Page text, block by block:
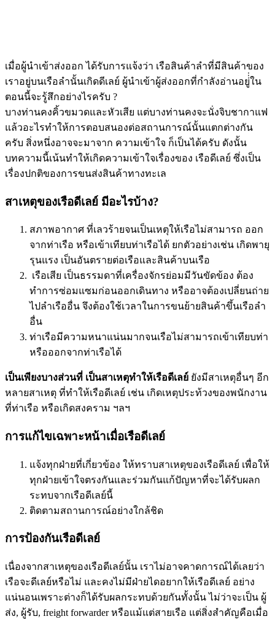
เมื่อผู้นำเข้าส่งออก ได้รับการแจ้งว่า เรือสินค้าลำที่มีสินค้าของ
เราอยู่บนเรือลำนั้นเกิดดีเลย์ ผู้นำเข้าผู้ส่งออกที่กำลังอ่านอยู่่่ใน
ตอนนี้จะรู้สึกอย่างไรครับ ?
บางท่านคงคิ้วขมวดและหัวเสีย แต่บางท่านคงจะนั่งจิบชากาแฟ
แล้วอะไรทำให้การตอบสนองต่อสถานการณ์นั้นแตกต่างกัน
ครับ สิ่งหนึ่งอาจจะมาจาก ความเข้าใจ ก็เป็นได้ครับ ดังนั้น
บทความนี้เน้นทำให้เกิดความเข้าใจเรื่องของ เรือดีเลย์ ซึ่งเป็น
เรื่องปกติของการขนส่งสินค้าทางทะเล
สาเหตุของเรือดีเลย์ มีอะไรบ้าง?
สภาพอากาศ ที่เลวร้ายจนเป็นเหตุให้เรือไม่สามารถ ออก
จากท่าเรือ หรือเข้าเทียบท่าเรือได้ ยกตัวอย่างเช่น เกิดพายุ
รุนแรง เป็นอันตรายต่อเรือและสินค้าบนเรือ
เรือเสีย เป็นธรรมดาที่เครื่องจักรย่อมมีวันขัดข้อง ต้อง
ทำการซ่อมแซมก่อนออกเดินทาง หรืออาจต้องเปลี่ยนถ่าย
ไปลำเรืออื่น จึงต้องใช้เวลาในการขนย้ายสินค้าขึ้นเรือลำ
อื่น
ท่าเรือมีความหนาแน่นมากจนเรือไม่สามารถเข้าเทียบท่า
หรือออกจากท่าเรือได้
เป็นเพียงบางส่วนที่ เป็นสาเหตุทำให้เรือดีเลย์ ยังมีสาเหตุอื่นๆ อีก
หลายสาเหตุ ที่ทำให้เรือดีเลย์ เช่น เกิดเหตุประท้วงของพนักงาน
ที่ท่าเรือ หรือเกิดสงคราม ฯลฯ
การแก้ไขเฉพาะหน้าเมื่อเรือดีเลย์
แจ้งทุกฝ่ายที่เกี่ยวข้อง ให้ทราบสาเหตุของเรือดีเลย์ เพื่อให้
ทุกฝ่ายเข้าใจตรงกันและร่วมกันแก้ปัญหาที่จะได้รับผลก
ระทบจากเรือดีเลย์นี้
ติดตามสถานการณ์อย่างใกล้ชิด
การป้องกันเรือดีเลย์
เนื่องจากสาเหตุของเรือดีเลย์นั้น เราไม่อาจคาดการณ์ได้เลยว่า
เรือจะดีเลย์หรือไม่ และคงไม่มีฝ่ายไดอยากให้เรือดีเลย์ อย่าง
แน่นอนเพราะต่างก็ได้รับผลกระทบด้วยกันทั้งนั้น ไม่ว่าจะเป็น ผู้
ส่ง, ผู้รับ, freight forwarder หรือแม้แต่สายเรือ แต่สิ่งสำคัญคือเมื่อ